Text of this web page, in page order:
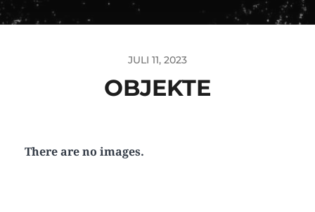
JULI 11, 2023
OBJEKTE
There are no images.